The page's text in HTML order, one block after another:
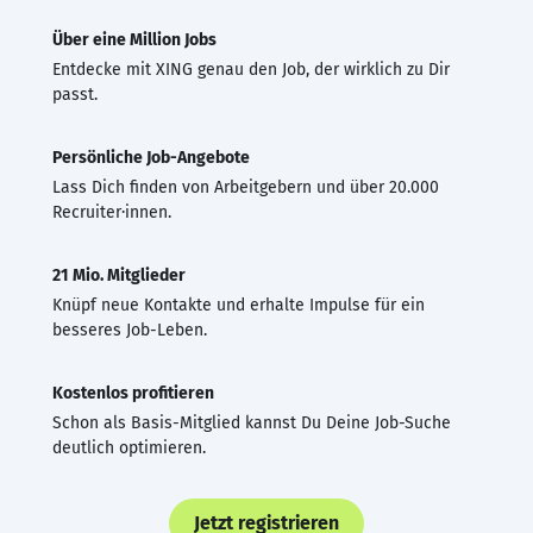
Über eine Million Jobs
Entdecke mit XING genau den Job, der wirklich zu Dir
passt.
Persönliche Job-Angebote
Lass Dich finden von Arbeitgebern und über 20.000
Recruiter·innen.
21 Mio. Mitglieder
Knüpf neue Kontakte und erhalte Impulse für ein
besseres Job-Leben.
Kostenlos profitieren
Schon als Basis-Mitglied kannst Du Deine Job-Suche
deutlich optimieren.
Jetzt registrieren